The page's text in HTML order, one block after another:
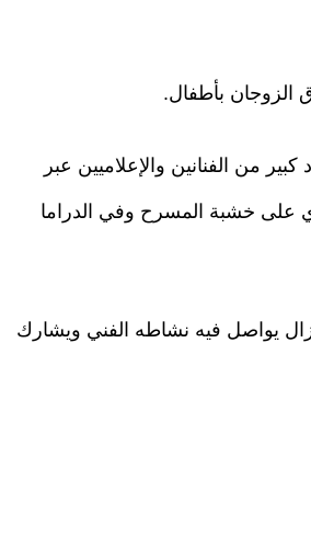
من الفنانين والإعلاميين عبر
على خشبة المسرح وفي الدراما
يواصل فيه نشاطه الفني ويشارك